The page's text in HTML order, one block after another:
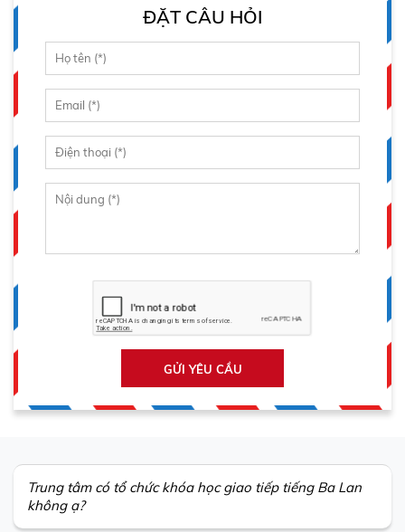
ĐẶT CÂU HỎI
GỬI YÊU CẦU
Trung tâm có tổ chức khóa học giao tiếp tiếng Ba Lan
không ạ?